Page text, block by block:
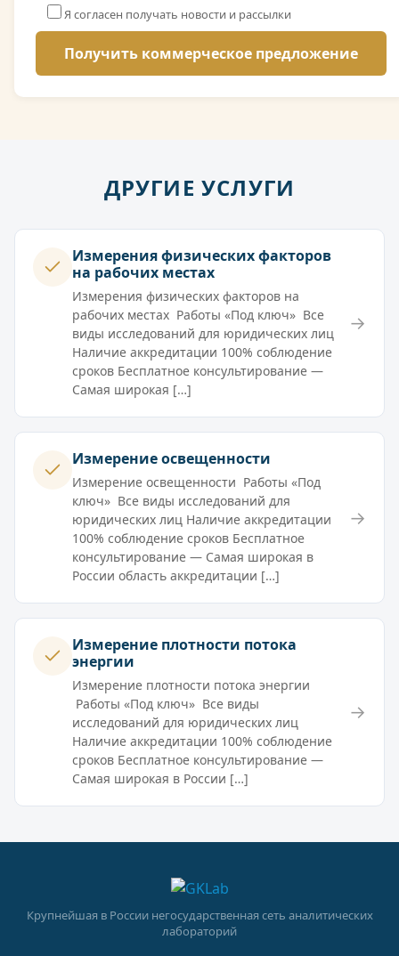
Я согласен получать новости и рассылки
ДРУГИЕ УСЛУГИ
Измерения физических факторов
на рабочих местах
Измерения физических факторов на
рабочих местах Работы «Под ключ» Все
виды исследований для юридических лиц
Наличие аккредитации 100% соблюдение
сроков Бесплатное консультирование —
Самая широкая […]
→
Измерение освещенности
Измерение освещенности Работы «Под
ключ» Все виды исследований для
юридических лиц Наличие аккредитации
100% соблюдение сроков Бесплатное
консультирование — Самая широкая в
России область аккредитации […]
→
Измерение плотности потока
энергии
Измерение плотности потока энергии
Работы «Под ключ» Все виды
исследований для юридических лиц
Наличие аккредитации 100% соблюдение
сроков Бесплатное консультирование —
Самая широкая в России […]
→
Крупнейшая в России негосударственная сеть аналитических
лабораторий